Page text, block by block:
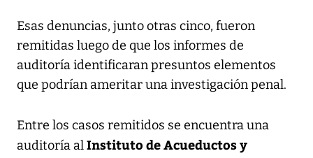
Esas denuncias, junto otras cinco, fueron
remitidas luego de que los informes de
auditoría identificaran presuntos elementos
que podrían ameritar una investigación penal.
Entre los casos remitidos se encuentra una
auditoría alInstituto de Acueductos y